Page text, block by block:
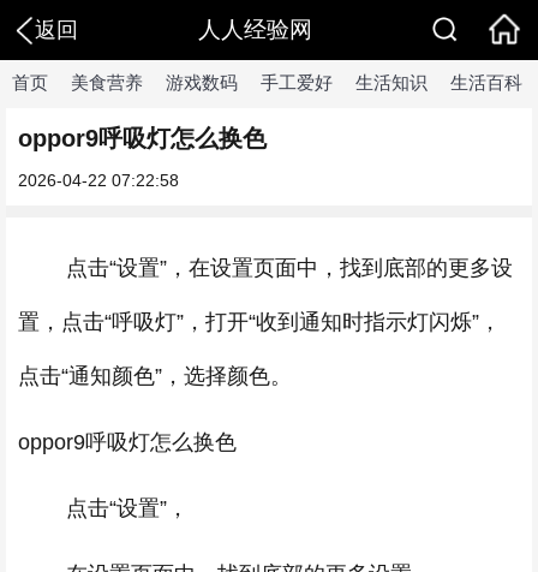
返回 人人经验网
首页 美食营养 游戏数码 手工爱好 生活知识 生活百科
oppor9呼吸灯怎么换色
2026-04-22 07:22:58
点击“设置”，在设置页面中，找到底部的更多设
置，点击“呼吸灯”，打开“收到通知时指示灯闪烁”，
点击“通知颜色”，选择颜色。
oppor9呼吸灯怎么换色
点击“设置”，